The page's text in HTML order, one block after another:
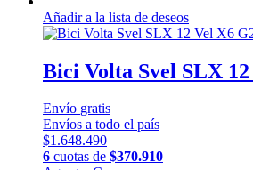
Añadir a la lista de deseos
Bici Volta Svel SLX
Envío gratis
Envíos a todo el país
$1.648.490
6 cuotas de $370.910